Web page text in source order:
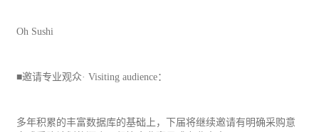
Oh Sushi
■邀请专业观众· Visiting audience：
多年积累的丰富数据库的基础上，下届将继续邀请有明确采购意